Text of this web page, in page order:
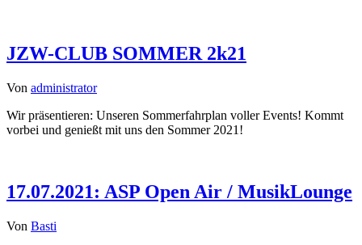
JZW-CLUB SOMMER 2k21
Von administrator
Wir präsentieren: Unseren Sommerfahrplan voller Events! Kommt
vorbei und genießt mit uns den Sommer 2021!
17.07.2021: ASP Open Air / MusikLounge
Von Basti